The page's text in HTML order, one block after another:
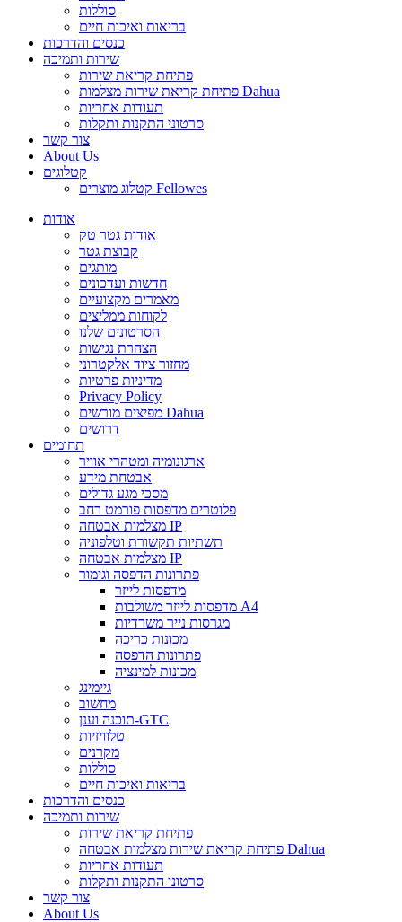
סוללות
בריאות ואיכות חיים
כנסים והדרכות
שירות ותמיכה
פתיחת קריאת שירות
פתיחת קריאת שירות מצלמות Dahua
תעודות אחריות
סרטוני התקנות ותקלות
צור קשר
About Us
קטלוגים
קטלוג מוצרים Fellowes
אודות
אודות גטר טק
קבוצת גטר
מותגים
חדשות ועדכונים
מאמרים מקצועיים
לקוחות ממליצים
הסרטונים שלנו
הצהרת נגישות
מחזור ציוד אלקטרוני
מדיניות פרטיות
Privacy Policy
מפיצים מורשים Dahua
דרושים
תחומים
ארגונומיה ומטהרי אוויר
אבטחת מידע
מסכי מגע גדולים
פלוטרים מדפסות פורמט רחב
מצלמות אבטחה IP
תשתיות תקשורת וטלפוניה
מצלמות אבטחה IP
פתרונות הדפסה וגימור
מדפסות לייזר
מדפסות לייזר משולבות A4
מגרסות נייר משרדיות
מכונות כריכה
פתרונות הדפסה
מכונות למינציה
גיימינג
מחשוב
תוכנה וענן-GTC
טלוויזיות
מקרנים
סוללות
בריאות ואיכות חיים
כנסים והדרכות
שירות ותמיכה
פתיחת קריאת שירות
פתיחת קריאת שירות מצלמות אבטחה Dahua
תעודות אחריות
סרטוני התקנות ותקלות
צור קשר
About Us